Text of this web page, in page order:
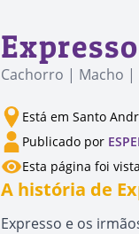
Expresso
Cachorro | Macho
Está em Santo
Publicado por
Esta página foi
A história de
Expresso e os